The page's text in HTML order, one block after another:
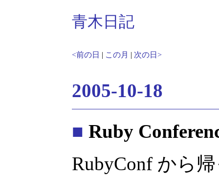
青木日記
<前の日 | この月 | 次の日>
2005-10-18
■ Ruby
RubyConf から